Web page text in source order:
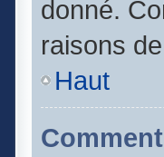
donné.
raisons
Haut